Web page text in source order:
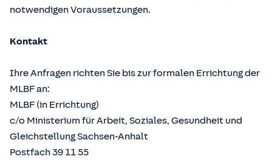
notwendigen Voraussetzungen.
Kontakt
Ihre Anfragen richten Sie bis zur formalen Errichtung der
MLBF an:
MLBF (in Errichtung)
c/o Ministerium für Arbeit, Soziales, Gesundheit und
Gleichstellung Sachsen-Anhalt
Postfach 39 11 55